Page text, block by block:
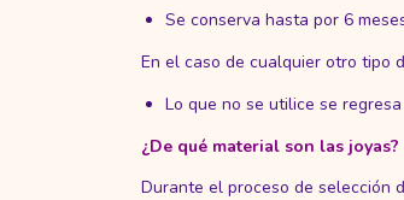
Se conserva hasta por 6
En el caso de cualquier otro tipo
Lo que no se utilice se
¿De qué material son las joyas?
Durante el proceso de selección